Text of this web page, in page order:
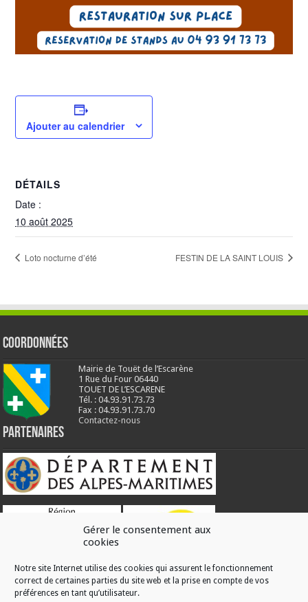
Gérer le consentement aux
cookies
Notre site Internet utilise des cookies qui assurent le fonctionnement
correct de certaines parties du site web et la prise en compte de vos
préférences en tant qu’utilisateur.
Ajouter au calendrier
DÉTAILS
Date :
10 août 2025
Loto nocturne d’été FESTIN DE LA SAINT LOUIS
Coordonnées
Mairie de Touët de l’Escarène
1 Rue du Four 06440
TOUET DE L’ESCARENE
Tél. : 04.93.91.73.73
Fax : 04.93.91.73.70
Contactez-nous
Partenaires
RÉALISATION